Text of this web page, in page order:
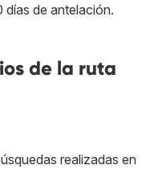
días de antelación.
de la ruta
realizadas en